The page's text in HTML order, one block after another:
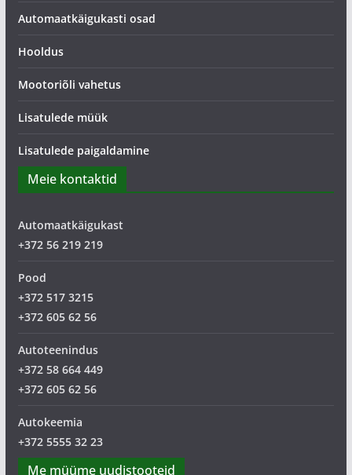
Automaatkäigukasti osad
Hooldus
Mootoriõli vahetus
Lisatulede müük
Lisatulede paigaldamine
Meie kontaktid
Automaatkäigukast
+372 56 219 219
Pood
+372 517 3215
+372 605 62 56
Autoteenindus
+372 58 664 449
+372 605 62 56
Autokeemia
+372 5555 32 23
Me müüme uudistooteid